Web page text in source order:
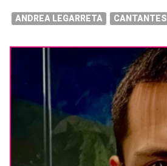
ANDREA LEGARRETA CANTANTES